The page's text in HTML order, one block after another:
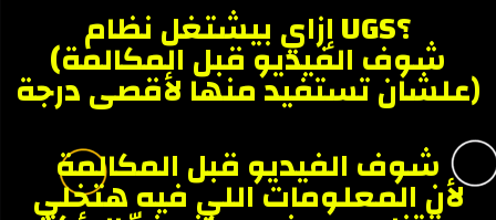
إزاي بيشتغل نظام UGS؟
(شوف الفيديو قبل المكالمة
علشان تستفيد منها لأقصى درجة)
شوف الفيديو قبل المكالمة
لأن المعلومات اللي فيه هتخلي